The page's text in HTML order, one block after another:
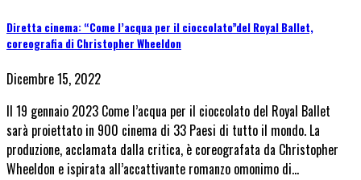
Diretta cinema: “Come l’acqua per il cioccolato”del Royal Ballet,
coreografia di Christopher Wheeldon
Dicembre 15, 2022
Il 19 gennaio 2023 Come l’acqua per il cioccolato del Royal Ballet
sarà proiettato in 900 cinema di 33 Paesi di tutto il mondo. La
produzione, acclamata dalla critica, è coreografata da Christopher
Wheeldon e ispirata all’accattivante romanzo omonimo di…